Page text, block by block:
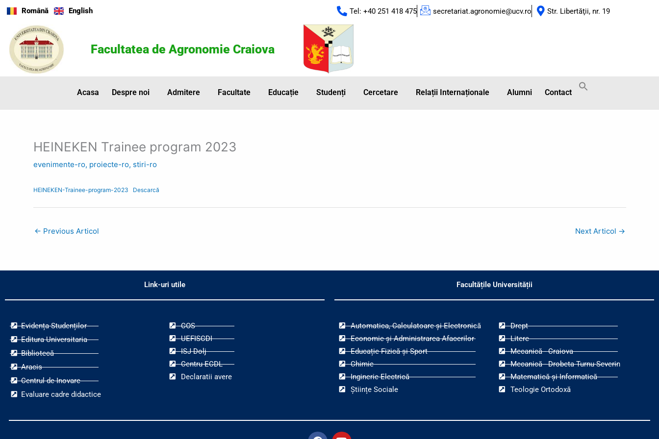
Skip
content
Română English Tel: +40 251 418 475 secretariat.agronomie@ucv.ro Str. Libertăţii, nr. 19
Facultatea de Agronomie Craiova
Acasa Despre noi Admitere Facultate Educație Studenți Cercetare Relații Internaționale Alumni Contact
HEINEKEN Trainee program 2023
evenimente-ro, proiecte-ro, stiri-ro
HEINEKEN-Trainee-program-2023 Descarcă
← Previous Articol Next Articol →
Link-uri utile
Evidența Studenților
Editura Universitaria
Bibliotecă
Aracis
Centrul de Inovare
Evaluare cadre didactice
COS
UEFISCDI
ISJ Dolj
Centru ECDL
Declaratii avere
Facultățile Universității
Automatica, Calculatoare și Electronică
Economie și Administrarea Afacerilor
Educație Fizică și Sport
Chimie
Inginerie Electrică
Științe Sociale
Drept
Litere
Mecanică - Craiova
Mecanică - Drobeta Turnu-Severin
Matematică și Informatică
Teologie Ortodoxă
F Y